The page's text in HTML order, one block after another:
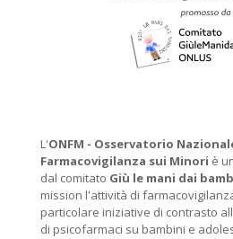
L'ONFM - Osservatorio
Farmacovigilanza sui Minori è
dal comitato Giù le mani dai
mission l'attività di
particolare iniziative di contrasto
di psicofarmaci su bambini e